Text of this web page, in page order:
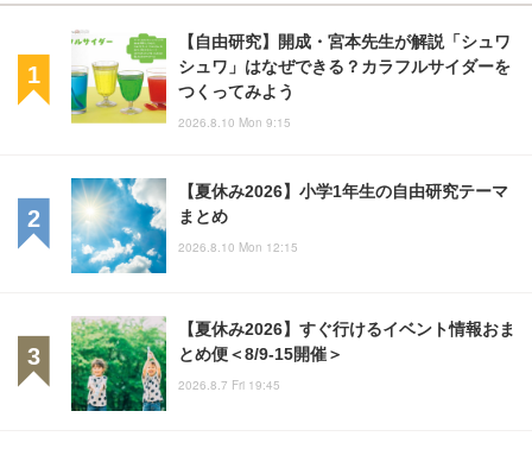
【自由研究】開成・宮本先生が解説「シュワ
シュワ」はなぜできる？カラフルサイダーを
つくってみよう
2026.8.10 Mon 9:15
【夏休み2026】小学1年生の自由研究テーマ
まとめ
2026.8.10 Mon 12:15
【夏休み2026】すぐ行けるイベント情報おま
とめ便＜8/9-15開催＞
2026.8.7 Fri 19:45